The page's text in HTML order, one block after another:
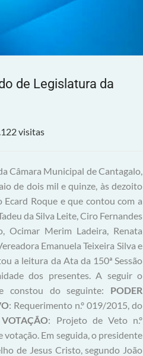
de Legislatura da
visitas
Câmara Municipal de Cantagalo,
de dois mil e quinze, às dezoito
Roque e que contou com a
da Silva Leite, Ciro Fernandes
Ocimar Merim Ladeira, Renata
Emanuela Teixeira Silva e
a leitura da Ata da 150ª Sessão
dos presentes. A seguir o
constou do seguinte: PODER
: Requerimento n.º 019/2015, do
: Projeto de Veto n.º
Em seguida, o presidente
de Jesus Cristo, segundo João